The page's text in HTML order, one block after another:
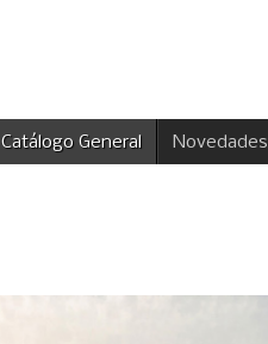
Catálogo General Novedades